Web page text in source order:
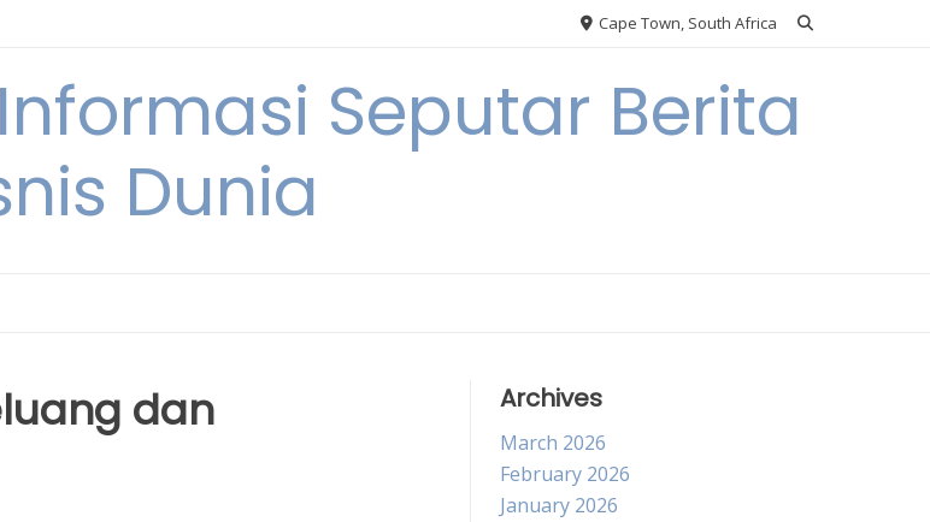
Cape Town, South Africa
Informasi Seputar Berita
Dunia
dan
Archives
March 2026
February 2026
January 2026